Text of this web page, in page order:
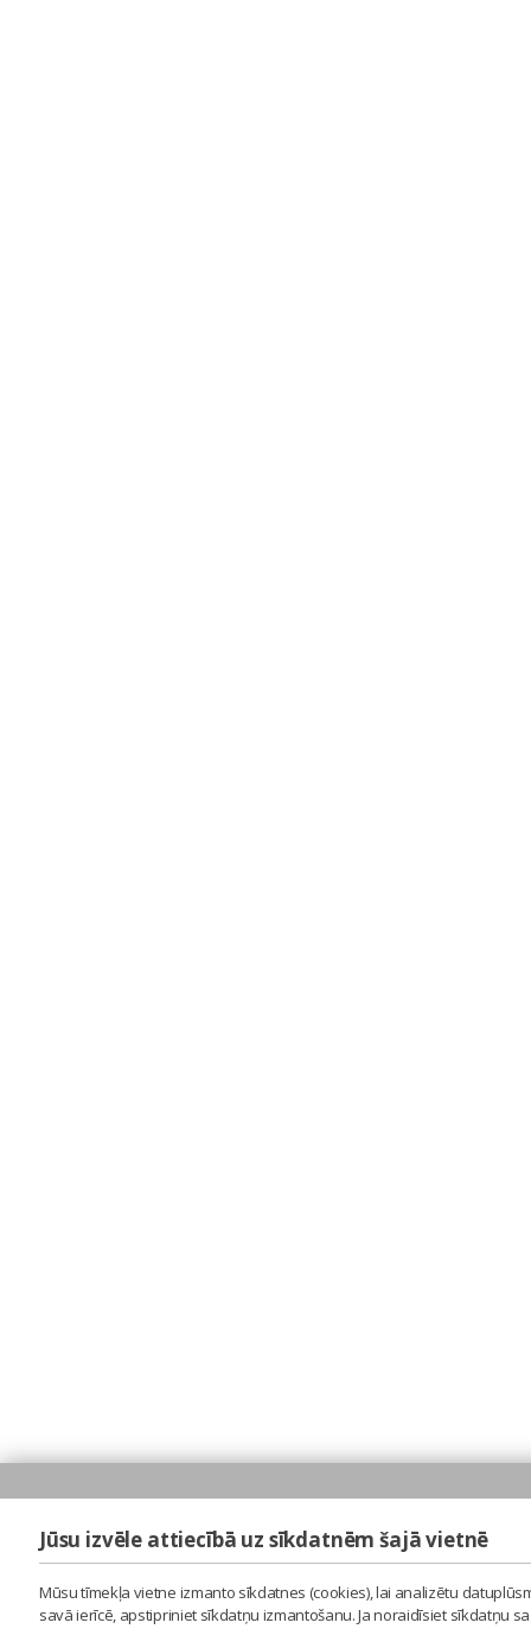
Jūsu izvēle attiecībā uz sīkdatnēm šajā vietnē
Mūsu tīmekļa vietne izmanto sīkdatnes (cookies), lai analizētu
savā ierīcē, apstipriniet sīkdatņu izmantošanu. Ja noraidīsiet sīkdatņu